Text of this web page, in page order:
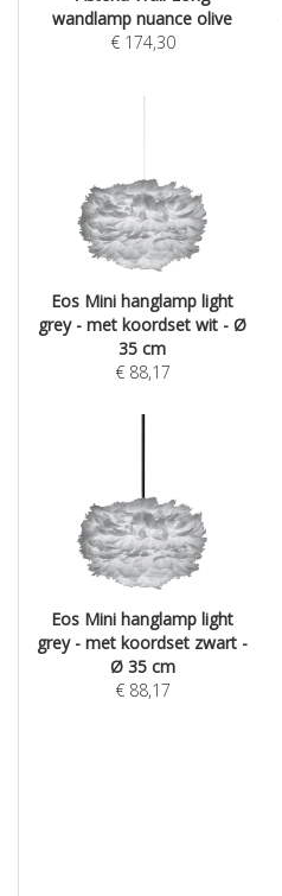
wandlamp nuance olive
€ 174,30
Eos Mini hanglamp light
grey - met koordset wit - Ø
35 cm
€ 88,17
Eos Mini hanglamp light
grey - met koordset zwart -
Ø 35 cm
€ 88,17